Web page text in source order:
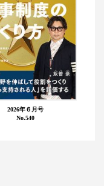
2026年６月号
No.540